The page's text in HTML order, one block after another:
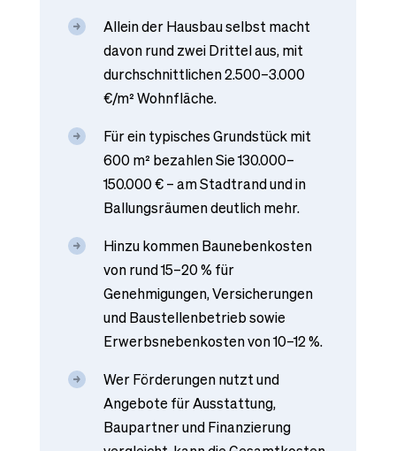
Allein der Hausbau selbst macht
davon rund zwei Drittel aus, mit
durchschnittlichen 2.500–3.000
€/m² Wohnfläche.
Für ein typisches Grundstück mit
600 m² bezahlen Sie 130.000–
150.000 € – am Stadtrand und in
Ballungsräumen deutlich mehr.
Hinzu kommen Baunebenkosten
von rund 15–20 % für
Genehmigungen, Versicherungen
und Baustellenbetrieb sowie
Erwerbsnebenkosten von 10–12 %.
Wer Förderungen nutzt und
Angebote für Ausstattung,
Baupartner und Finanzierung